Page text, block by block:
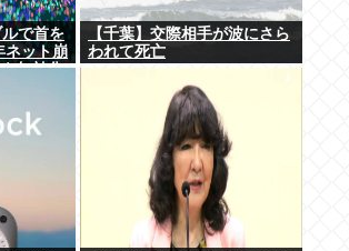
で首を
ネット崩
無効化
【千葉】交際相手が波にさら
われて死亡